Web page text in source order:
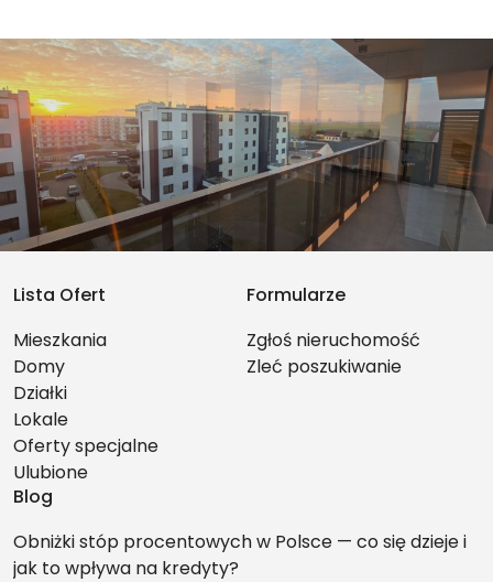
Lista Ofert
Mieszkania
Domy
Działki
Lokale
Oferty specjalne
Ulubione
Formularze
Zgłoś nieruchomość
Zleć poszukiwanie
Blog
Obniżki stóp procentowych w Polsce — co się dzieje i
jak to wpływa na kredyty?